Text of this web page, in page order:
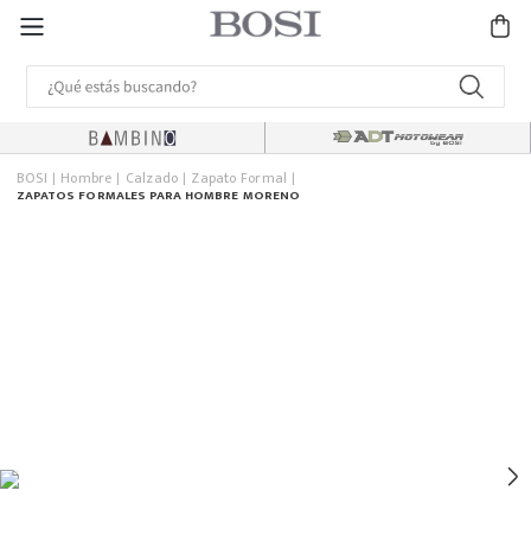
BOSI Hombre Calzado Zapato Formal
ZAPATOS FORMALES PARA HOMBRE MORENO